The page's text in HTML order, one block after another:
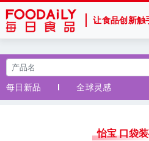
让食品创新触
每日新品
全球灵感
怡宝 口袋